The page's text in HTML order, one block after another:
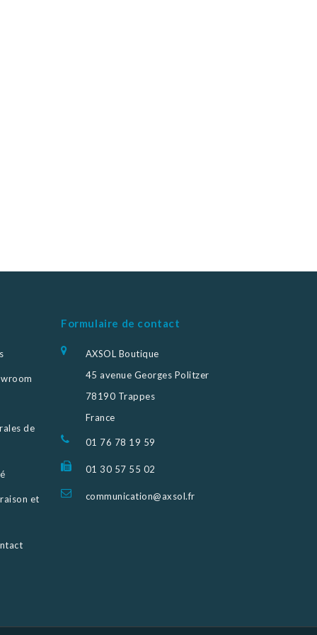
de
et
Formulaire de contact
AXSOL Boutique
45 avenue Georges Politzer
78190 Trappes
France
01 76 78 19 59
01 30 57 55 02
communication@axsol.fr